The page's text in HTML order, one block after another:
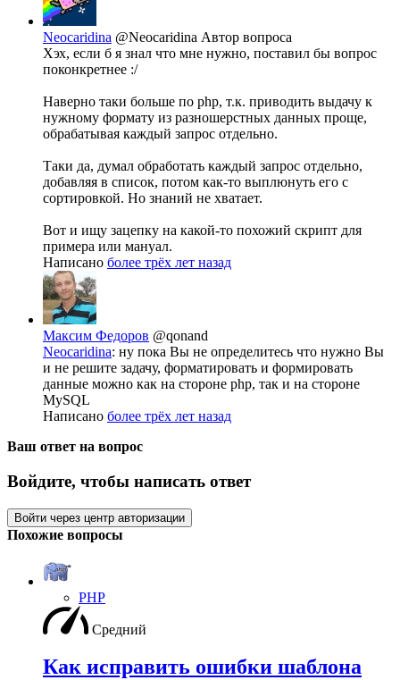
Neocaridina @Neocaridina Автор вопроса
Хэх, если б я знал что мне нужно, поставил бы вопрос
поконкретнее :/
Наверно таки больше по php, т.к. приводить выдачу к
нужному формату из разношерстных данных проще,
обрабатывая каждый запрос отдельно.
Таки да, думал обработать каждый запрос отдельно,
добавляя в список, потом как-то выплюнуть его с
сортировкой. Но знаний не хватает.
Вот и ищу зацепку на какой-то похожий скрипт для
примера или мануал.
Написано более трёх лет назад
Максим Федоров @qonand
Neocaridina: ну пока Вы не определитесь что нужно Вы
и не решите задачу, форматировать и формировать
данные можно как на стороне php, так и на стороне
MySQL
Написано более трёх лет назад
Ваш ответ на вопрос
Войдите, чтобы написать ответ
Войти через центр авторизации
Похожие вопросы
PHP
Средний
Как исправить ошибки шаблона